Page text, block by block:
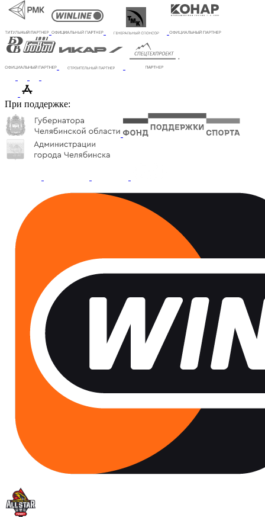
При поддержке: